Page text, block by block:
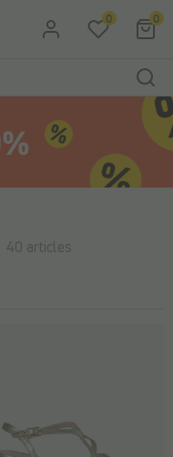
0 0
40 articles